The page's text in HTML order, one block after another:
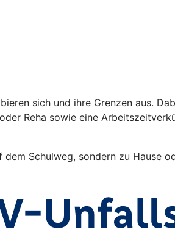
sich und ihre Grenzen aus.
Reha sowie eine
Schulweg, sondern zu